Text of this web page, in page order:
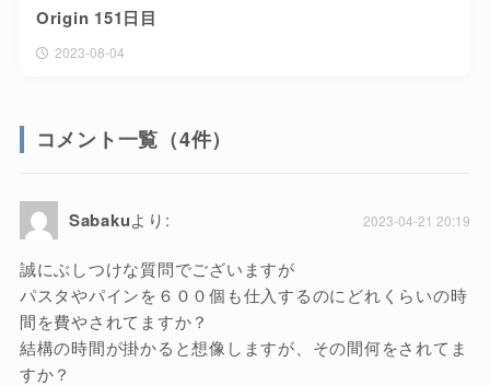
Origin 151日目
2023-08-04
コメント一覧（4件）
Sabakuより: 2023-04-21 20:19
誠にぶしつけな質問でございますが
パスタやパインを６００個も仕入するのにどれくらいの時
間を費やされてますか？
結構の時間が掛かると想像しますが、その間何をされてま
すか？